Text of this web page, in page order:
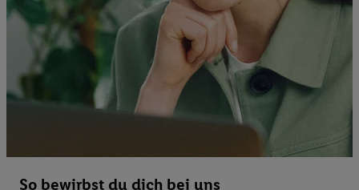
So bewirbst du dich bei uns